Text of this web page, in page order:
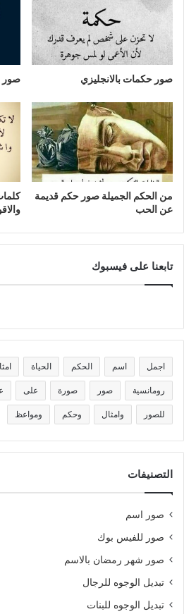
صور حكمات بالانجليزي صور
من الحكم الجميلة صور حكم قديمة
عن الحب
تابعنا على فيسبوك
اجمل اسم الحكم الحياة
رومانسية صور صورة على
للصور وامثال وحكم ومواعظ
التصنيفات
صور اسم
صور للفيس بوك
صور شهر رمضان بالاسم
تبديل الوجوه للرجال
تبديل الوجوه للبنات